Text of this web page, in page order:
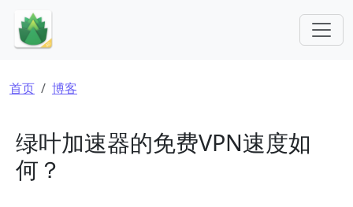
跳转到主要内容
面包屑
首页 博客
绿叶加速器的免费VPN速度如
何？